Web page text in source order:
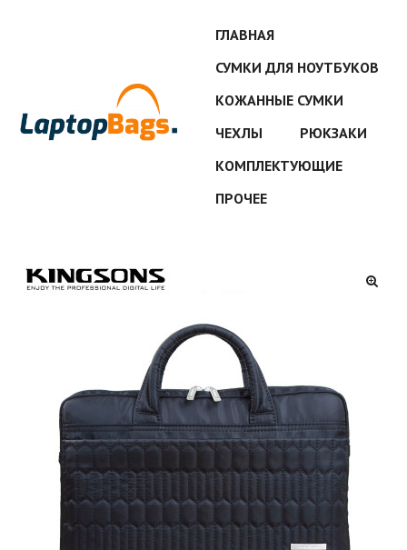
ГЛАВНАЯ
СУМКИ ДЛЯ НОУТБУКОВ
КОЖАННЫЕ СУМКИ
ЧЕХЛЫ
РЮКЗАКИ
КОМПЛЕКТУЮЩИЕ
ПРОЧЕЕ